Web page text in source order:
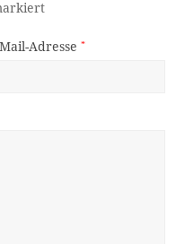
Adresse*